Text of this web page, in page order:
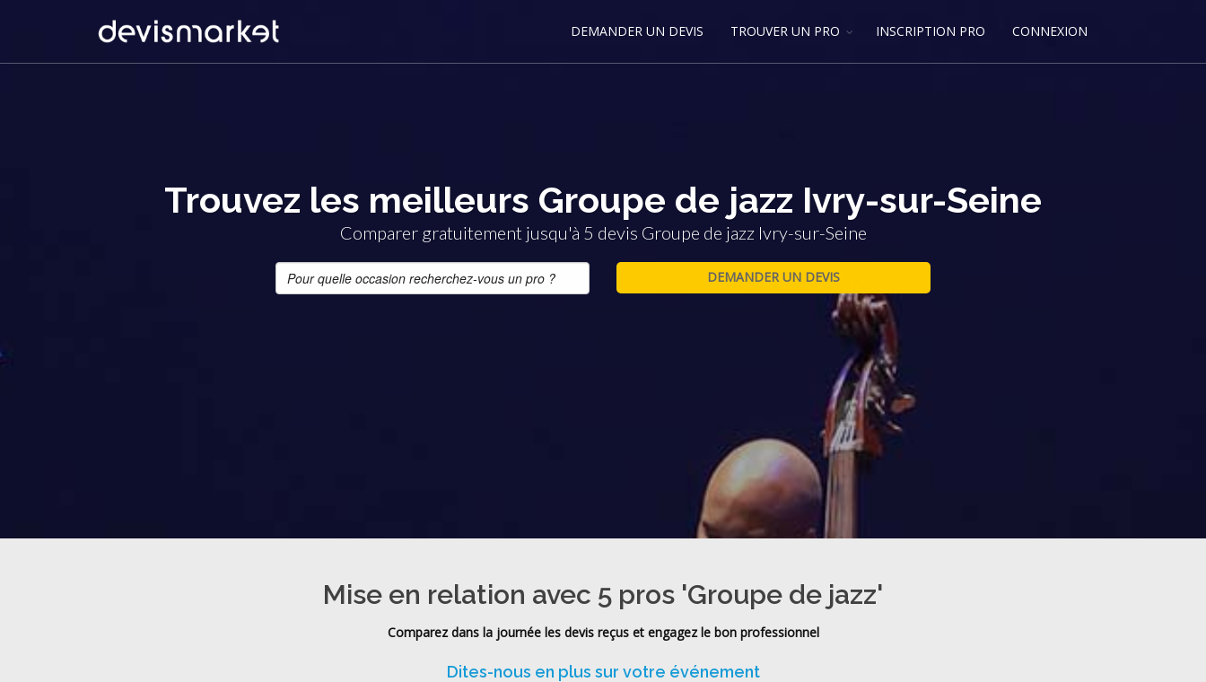
DEMANDER UN DEVIS TROUVER UN PRO INSCRIPTION PRO CONNEXION
Trouvez les meilleurs Groupe de jazz Ivry-sur-Seine
Comparer gratuitement jusqu'à 5 devis Groupe de jazz Ivry-sur-Seine
Mise en relation avec 5 pros 'Groupe de jazz'
Comparez dans la journée les devis reçus et engagez le bon professionnel
Dites-nous en plus sur votre événement